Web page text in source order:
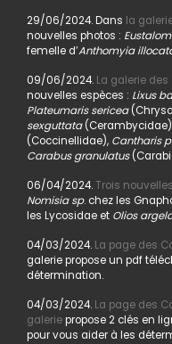
29/06/2024. Dans la
nouvelles photos :
femelle d’Anthomyia
09/06/2024.La galerie des
nouvelles espèces : Lixus
Plateumaris sericea
sexguttata
(Coccinellidae), Cantharis
Carabus granulatus
06/04/2024.Trois
Nomisia sp. chez les
les Lycosidae et Olios
04/03/2024. La page des
galerie propose un pdf
détermination.
04/03/2024. La page des
galeriepropose 2 clés en
pour vous aider à les